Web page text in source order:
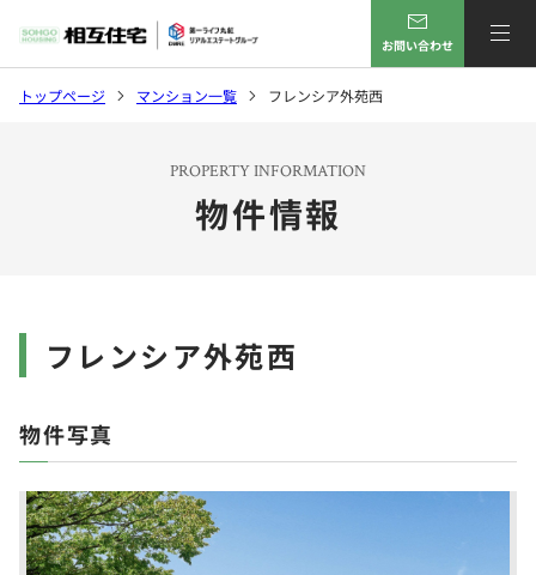
お問い合わせ
トップページ マンション一覧 フレンシア外苑西
PROPERTY INFORMATION
物件情報
フレンシア外苑西
物件写真